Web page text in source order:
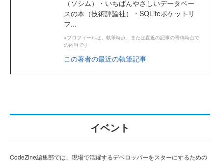
（ソシム）・いちばんやさしいデータベー
スの本（技術評論社）・SQLiteポケットリ
フ...
※プロフィールは、執筆時点、または直近の記事の寄稿時点で
の内容です
この著者の最近の執筆記事
イベント
CodeZine編集部では、現場で活躍するデベロッパーをスターにするための